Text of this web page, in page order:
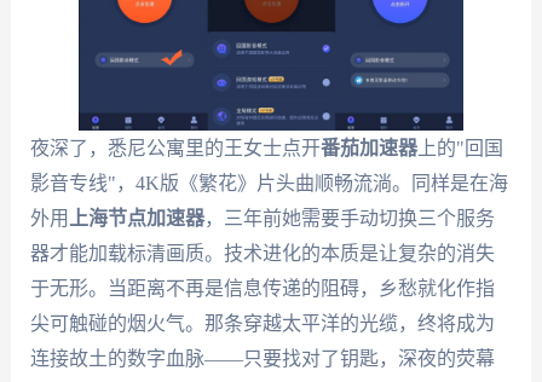
夜深了，悉尼公寓里的王女士点开番茄加速器上的"回国
影音专线"，4K版《繁花》片头曲顺畅流淌。同样是在海
外用
上海节点加速器，三年前她需要手动切换三个服务
器才能加载标清画质。技术进化的本质是让复杂的消失
于无形。当距离不再是信息传递的阻碍，乡愁就化作指
尖可触碰的烟火气。那条穿越太平洋的光缆，终将成为
连接故土的数字血脉——只要找对了钥匙，深夜的荧幕